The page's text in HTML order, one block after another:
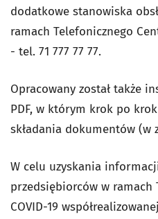
dodatkowe stanowiska
ramach Telefonicznego
- tel. 71 777 77 77.
Opracowany został także
PDF, w którym krok po
składania dokumentów (w
W celu uzyskania
przedsiębiorców w ramach
COVID-19